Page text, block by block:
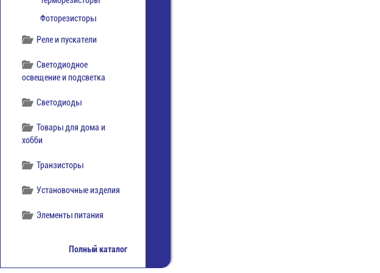
Фоторезисторы
Реле и пускатели
Светодиодное
освещение и подсветка
Светодиоды
Товары для дома и
хобби
Транзисторы
Установочные изделия
Элементы питания
Полный каталог